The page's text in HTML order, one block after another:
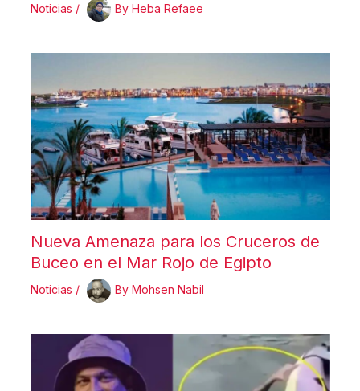
Noticias / By Heba Refaee
Nueva Amenaza para los Cruceros de
Buceo en el Mar Rojo de Egipto
Noticias / By Mohsen Nabil